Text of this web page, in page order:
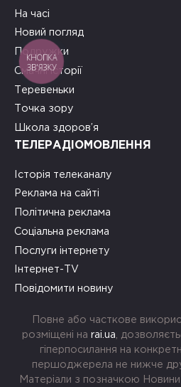
На часі
Новий погляд
Подружки
Смачні історії
Теревеньки
Точка зору
Школа здоров’я
ТЕЛЕРАДІОМОВЛЕННЯ
Історія телеканалу
Реклама на сайті
Політична реклама
Соціальна реклама
Послуги інтернету
Інтернет-TV
Повідомити новину
Повне або часткове
розміщені на rai.ua ,
гіперпосилання на
першоджерела не нижче
Матеріали з позначкою Новини
КНОПКА
ЗВ'ЯЗКУ